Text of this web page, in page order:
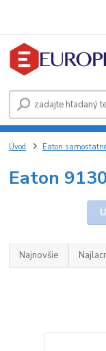
Úvod Eaton
Eaton
Najnovšie